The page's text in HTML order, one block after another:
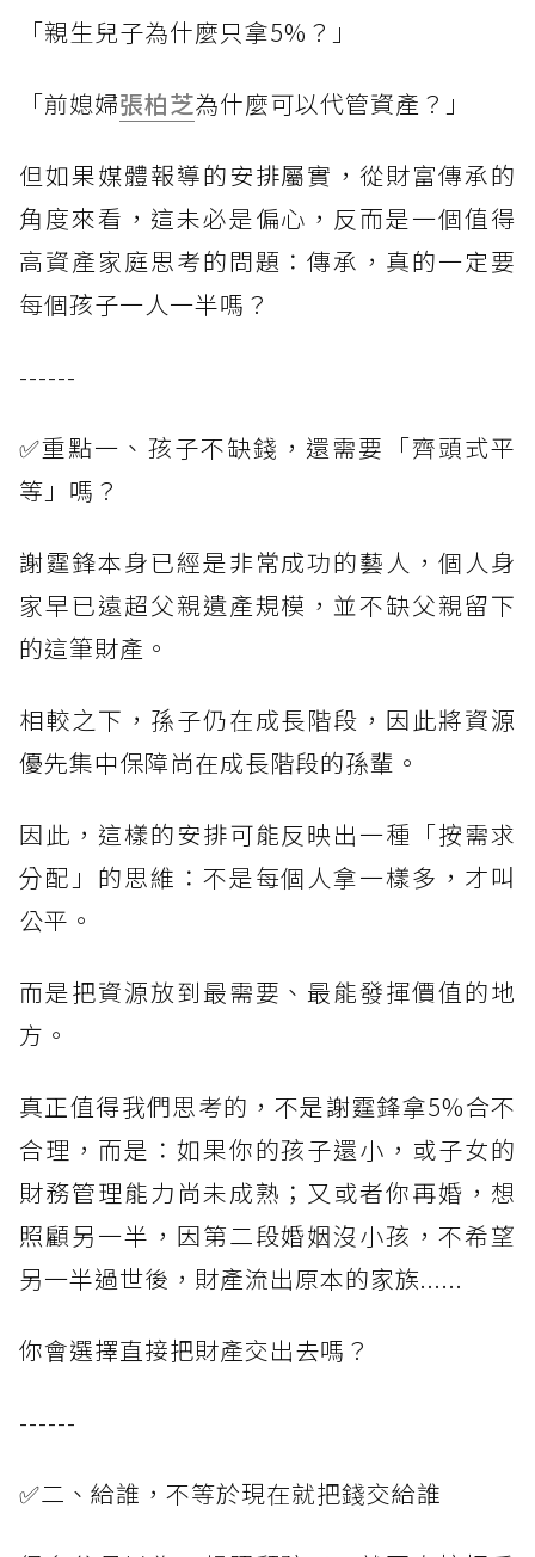
「親生兒子為什麼只拿5%？」
「前媳婦張柏芝為什麼可以代管資產？」
但如果媒體報導的安排屬實，從財富傳承的
角度來看，這未必是偏心，反而是一個值得
高資產家庭思考的問題：傳承，真的一定要
每個孩子一人一半嗎？
------
✅重點一、孩子不缺錢，還需要「齊頭式平
等」嗎？
謝霆鋒本身已經是非常成功的藝人，個人身
家早已遠超父親遺產規模，並不缺父親留下
的這筆財產。
相較之下，孫子仍在成長階段，因此將資源
優先集中保障尚在成長階段的孫輩。
因此，這樣的安排可能反映出一種「按需求
分配」的思維：不是每個人拿一樣多，才叫
公平。
而是把資源放到最需要、最能發揮價值的地
方。
真正值得我們思考的，不是謝霆鋒拿5%合不
合理，而是：如果你的孩子還小，或子女的
財務管理能力尚未成熟；又或者你再婚，想
照顧另一半，因第二段婚姻沒小孩，不希望
另一半過世後，財產流出原本的家族......
你會選擇直接把財產交出去嗎？
------
✅二、給誰，不等於現在就把錢交給誰